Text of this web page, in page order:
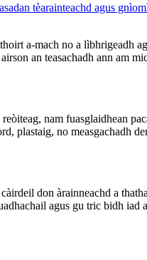
tèarainteachd agus
a-mach no a lìbhrigeadh
an teasachadh ann am
nam fuasglaidhean
plastaig, no measgachadh
don àrainneachd a
agus gu tric bidh